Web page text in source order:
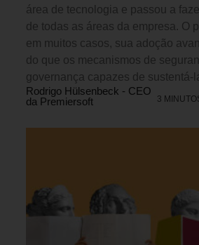
área de tecnologia e passou a
de todas as áreas da empresa. O
em muitos casos, sua adoção
do que os mecanismos de
governança capazes de sustentá-
Rodrigo Hülsenbeck - CEO
da Premiersoft
3